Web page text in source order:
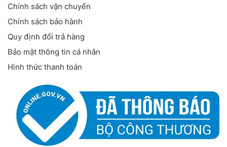
Chính sách vận chuyển
Chính sách bảo hành
Quy định đổi trả hàng
Bảo mật thông tin cá nhân
Hình thức thanh toán